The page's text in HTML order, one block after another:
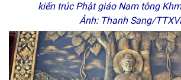
kiến trúc Phật giáo Nam tông
Ảnh: Thanh Sang/